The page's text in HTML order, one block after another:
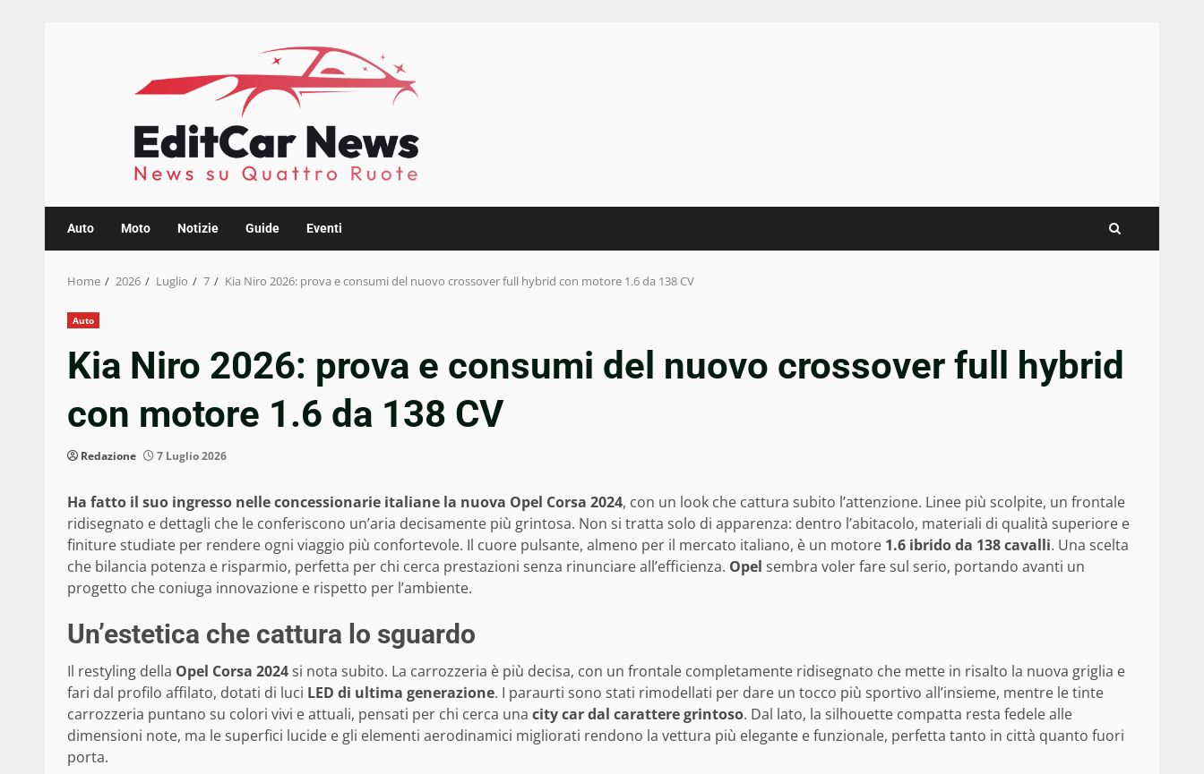
Auto Moto Notizie Guide Eventi
Home 2026 Luglio 7 Kia Niro 2026: prova e consumi del nuovo crossover full hybrid con motore 1.6 da 138 CV
Auto
Kia Niro 2026: prova e consumi del nuovo crossover full hybrid
con motore 1.6 da 138 CV
Redazione 7 Luglio 2026
Ha fatto il suo ingresso nelle concessionarie italiane la nuova Opel Corsa 2024, con un look che cattura subito l’attenzione. Linee più scolpite, un frontale
ridisegnato e dettagli che le conferiscono un’aria decisamente più grintosa. Non si tratta solo di apparenza: dentro l’abitacolo, materiali di qualità superiore e
finiture studiate per rendere ogni viaggio più confortevole. Il cuore pulsante, almeno per il mercato italiano, è un motore 1.6 ibrido da 138 cavalli. Una scelta
che bilancia potenza e risparmio, perfetta per chi cerca prestazioni senza rinunciare all’efficienza. Opel sembra voler fare sul serio, portando avanti un
progetto che coniuga innovazione e rispetto per l’ambiente.
Un’estetica che cattura lo sguardo
Il restyling della Opel Corsa 2024si nota subito. La carrozzeria è più decisa, con un frontale completamente ridisegnato che mette in risalto la nuova griglia e
fari dal profilo affilato, dotati di luci LED di ultima generazione. I paraurti sono stati rimodellati per dare un tocco più sportivo all’insieme, mentre le tinte
carrozzeria puntano su colori vivi e attuali, pensati per chi cerca una city car dal carattere grintoso. Dal lato, la silhouette compatta resta fedele alle
dimensioni note, ma le superfici lucide e gli elementi aerodinamici migliorati rendono la vettura più elegante e funzionale, perfetta tanto in città quanto fuori
porta.